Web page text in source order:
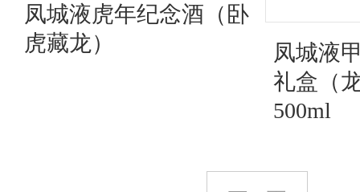
凤城液虎年纪念酒（卧
虎藏龙）
凤城液
礼盒（
500ml